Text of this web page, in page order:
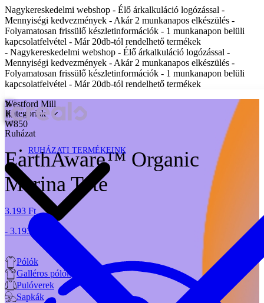
Nagykereskedelmi webshop - Élő árkalkuláció logózással -
Mennyiségi kedvezmények - Akár 2 munkanapos elkészülés -
Folyamatosan frissülő készletinformációk - 1 munkanapon belüli
kapcsolatfelvétel - Már 20db-tól rendelhető termékek
- Nagykereskedelmi webshop - Élő árkalkuláció logózással -
Mennyiségi kedvezmények - Akár 2 munkanapos elkészülés -
Folyamatosan frissülő készletinformációk - 1 munkanapon belüli
kapcsolatfelvétel - Már 20db-tól rendelhető termékek
RUHÁZATI TERMÉKEINK
X
Kategóriák
Ruházat
Pólók
Galléros pólók
Pulóverek
Sapkák
Westford Mill
W850
EarthAware™ Organic
Marina Tote
3.193 Ft
- 3.193 Ft